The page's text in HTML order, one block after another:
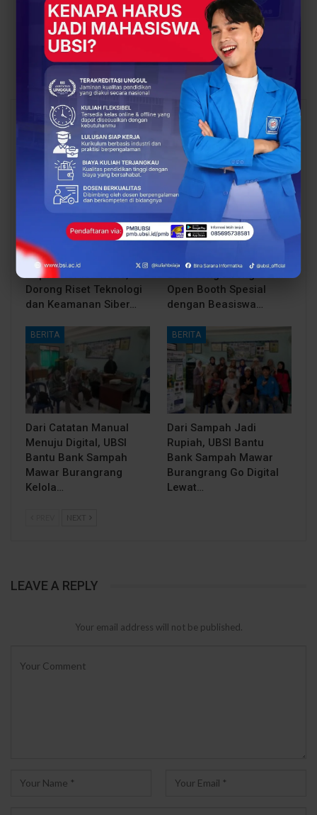
Keseruan Belanja dan
Jiwa Wirausaha
Mahasiswa
Mahasiswa dengan
Workshop
Penyutradaraan
Multicamera
All
You Might Also Like
BERITA
UBSI Buka Call for
Papers ICAISD 2026,
Dorong Riset Teknologi
dan Keamanan Siber…
BERITA
Siap Kuliah Berkualitas?
Open Booth Spesial
dengan Beasiswa…
BERITA
Dari Catatan Manual
Menuju Digital, UBSI
Bantu Bank Sampah
Mawar Burangrang
Kelola…
BERITA
Dari Sampah Jadi
Rupiah, UBSI Bantu
Bank Sampah Mawar
Burangrang Go Digital
Lewat…
NEXT
LEAVE A REPLY
Your email address will not be published.